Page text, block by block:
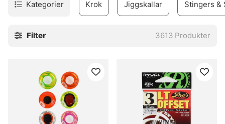
ändå lätt att sortera i huvudet. För den som bygger egna
stingers och tafsar. Små saker, javisst. Men ofta är det just
Utforska gärna de viktigaste underkategorierna:
» Flugbindningsmaterial » Tafsar
Kategorier Krok Jiggskallar Stingers &
Filter 3613 Produkter